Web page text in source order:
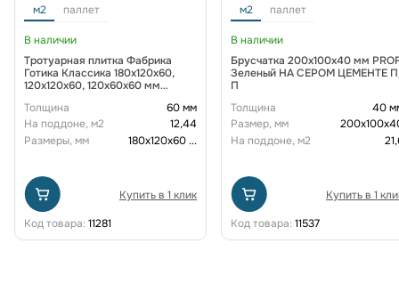
м2 паллет
В наличии
Тротуарная плитка Фабрика
Готика Классика 180х120х60,
120х120х60, 120х60х60 мм
Толщина
60 мм
На поддоне, м2
12,44
Размеры, мм
180х120х60...
Купить в 1 клик
Код товара: 11281
м2 паллет
В наличии
Брусчатка 200х100х40 мм
Зеленый НА СЕРОМ ЦЕМЕНТЕ
П
Толщина
40
Размер, мм
На поддоне, м2
Купить в 1
Код товара: 11537